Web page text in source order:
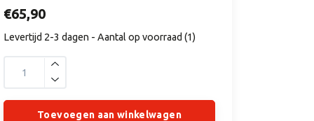
€65,90
Levertijd 2-3 dagen - Aantal op voorraad (1)
Toevoegen aan winkelwagen